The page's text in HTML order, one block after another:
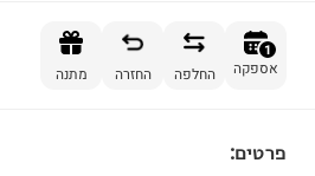
1
אספקה החלפה החזרה מתנה
פרטים: